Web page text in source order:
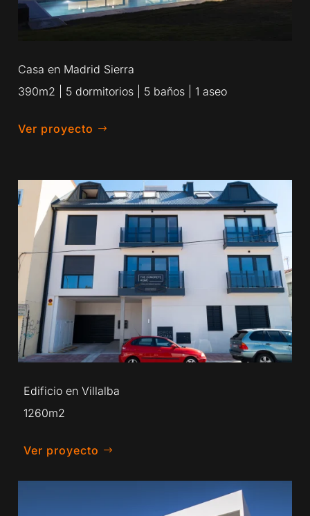
Casa en Madrid Sierra
390m2 | 5 dormitorios | 5 baños | 1 aseo
Ver proyecto
Edificio en Villalba
1260m2
Ver proyecto